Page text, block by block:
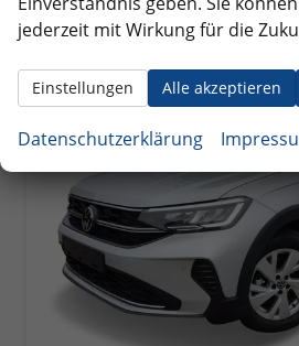
ab 229,– € mtl.
jederzeit mit Wirkung für die
Alle akzeptieren
Einstellungen
Datenschutzerklärung